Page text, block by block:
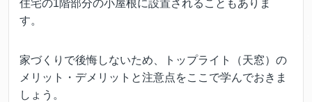
住宅の1階部分の小屋根に設置されることもありま
す。
家づくりで後悔しないため、トップライト（天窓）の
メリット・デメリットと注意点をここで学んでおきま
しょう。